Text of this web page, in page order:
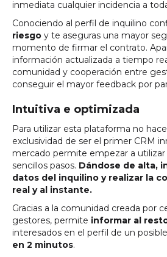
inmediata cualquier incidencia a
Conociendo al perfil de inquilino
riesgo y te aseguras una mayor
momento de firmar el contrato.
información actualizada a tiempo
comunidad y cooperación entre
conseguir el mayor feedback por
Intuitiva e optimizada
Para utilizar esta plataforma no
exclusividad de ser el primer CRM
mercado permite empezar a utilizar
sencillos pasos. Dándose de alta,
datos del inquilino y realizar la
real y al instante.
Gracias a la comunidad creada por
gestores, permite informar al
interesados en el perfil de un
en 2 minutos.